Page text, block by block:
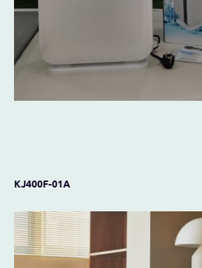
KJ400F-01A